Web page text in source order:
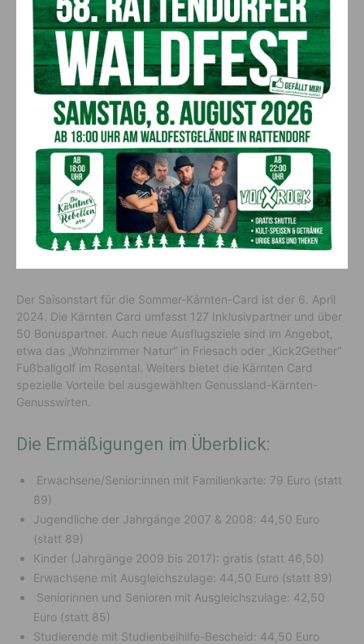
LR Sara Schaar und Kärnten Card Manfred Hautz (c) LPD Kärnten/Peter Just
„Wir sind stolz, auch 2024 wieder Teil dieser Aktion sein zu
können. Sie unterstützt nicht nur gezielt Kärntner Familien, sie
kommt auch den heimischen Ausflugszielen zugute und gibt
damit der gesamten heimischen Wirtschaft einen kräftigen
Impuls“, sagtManfred Hautz.
Kärnten Card
Der Saisonstart für die Sommer-Kärnten-Card ist der 6. April
2024. Die Kärnten Card umfasst 127 Inklusivpartner und über
50 Bonuspartner. Auch neue Ausflugsziele sind im Angebot,
etwa das „Wohnzimmer Natur“ in Friesach oder „Kick2Gether“
Fußballgolf im Rosental. Weiters bietet die Kärnten Card
spezielle Vorteile bei ausgewählten Genussland-Kärnten-
Genusswirten.
Die Ermäßigungen im Überblick:
Erwachsene/Senior:innen mit Familienkarte: 79 Euro (statt
89)
Jugendliche der Jahrgänge 2007 & 2008: 44,50 Euro
(statt 89)
Kinder (Jahrgänge 2009 bis 2017): gratis (statt 46,50)
Erwachsene mit Ausgleichszulage: 44,50 Euro (statt 89)
Seniorinnen und Senioren mit Ausgleichszulage: 42,50
Euro (statt 85)
Studierende mit Studienbeihilfe-Bescheid: 44,50 Euro